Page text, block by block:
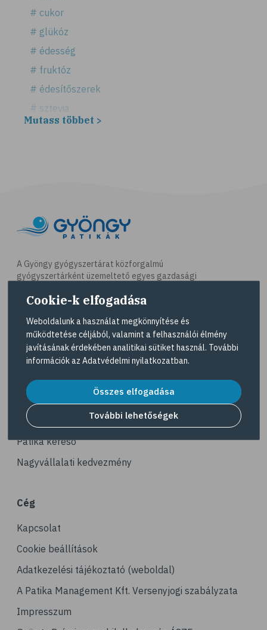
# cukor
# glükóz
# édesség
# fruktóz
# édesítőszerek
# sztevia
# fogadalom
# célkitűzés
# étkezési napló
# hal
# egészséges táplálkozás
# omega-3
# D-vitamin
# A-vitamin
# ásványi anyagok
# hipertónia
# vérnyomásmérés
# kardiológia
# kardiovaszkuláris betegségek
# szív- és érrendszer
# vérnyomás
Mutass többet >
A Gyöngy gyógyszertárat közforgalmú
gyógyszertárként üzemeltető egyes gazdasági
működésért. A Gyöngy gyógyszertárak listáját és
tekintheti meg.
Navigáció
Akciós termékek
Dermokozmetikumok
Gyöngy Patika Magazin
Patika kereső
Nagyvállalati kedvezmény
Cég
Kapcsolat
Cookie beállítások
Adatkezelési tájékoztató (weboldal)
A Patika Management Kft. Versenyjogi szabályzata
Impresszum
Cookie-k elfogadása
Weboldalunk a használat megkönnyítése és
működtetése céljából, valamint a felhasználói élmény
javításának érdekében analitikai sütiket használ. További
információk az Adatvédelmi nyilatkozatban.
Összes elfogadása
További lehetőségek